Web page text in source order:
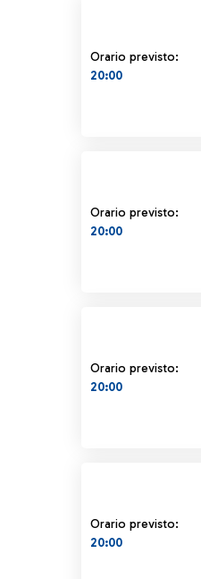
Orario previsto:
20:00
Orario previsto:
20:00
Orario previsto:
20:00
Orario previsto:
20:00